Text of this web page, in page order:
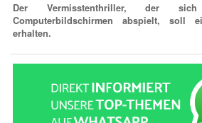
Der Vermisstenthriller, der
Computerbildschirmen abspielt, soll
erhalten.